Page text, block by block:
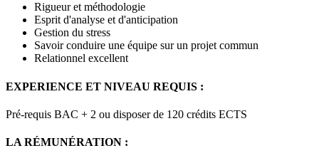
Rigueur et méthodologie
Esprit d'analyse et d'anticipation
Gestion du stress
Savoir conduire une équipe sur un projet commun
Relationnel excellent
EXPERIENCE ET NIVEAU REQUIS :
Pré-requis BAC + 2 ou disposer de 120 crédits ECTS
LA RÉMUNÉRATION :